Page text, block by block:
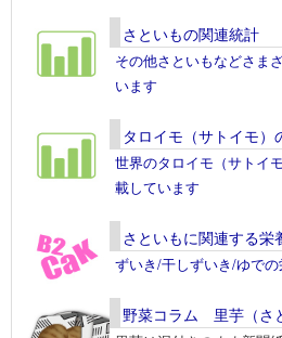
さといもの関連統計
その他さといもなどさま
います
タロイモ（サトイモ）
世界のタロイモ（サトイ
載しています
さといもに関連する栄
ずいき/干しずいき/ゆで
野菜コラム 里芋（さ